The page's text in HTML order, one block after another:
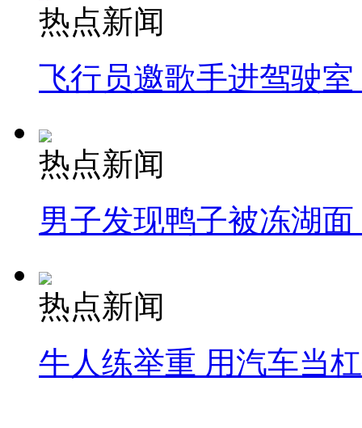
热点新闻
飞行员邀歌手进驾驶
热点新闻
男子发现鸭子被冻湖
热点新闻
牛人练举重 用汽车当